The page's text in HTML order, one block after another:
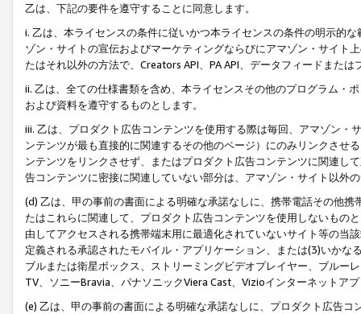
乙は、下記の要件を遵守することに同意します。
i. 乙は、本ライセンスの条件に従いかつ本ライセンスの条件の明示的
ゾン・サイトの宣伝およびマーケティングならびにアマゾン・サイト
たはそれ以外の方法で、Creators API、PA API、データフィードまた
ii. 乙は、全ての仕様書類を含め、本ライセンスその他のプログラム・
および資料を遵守するものとします。
iii. 乙は、プロダクト広告コンテンツを使用する際は毎回、アマゾン
ンテンツが最も直接的に関連するその他のページ）にのみリンクさせ
ンテンツをリンクさせず、またはプロダクト広告コンテンツに関連し
告コンテンツに密接に関連していない部分は、アマゾン・サイト以外
(d) 乙は、甲の事前の書面による明確な承諾なしに、携帯電話その他
たはこれらに関連して、プロダクト広告コンテンツを使用しないもの
由してアクセスされる携帯端末用に最適化されていないサイト等の当
定義される承認されたモバイル・アプリケーション、または(3)いか
ブルまたは衛星ボックス、ストリーミングビデオプレイヤー、ブルー
TV、ソニーBravia、パナソニックViera Cast、Vizioインターネットア
(e) 乙は、甲の事前の書面による明確な承諾なしに、プロダクト広告